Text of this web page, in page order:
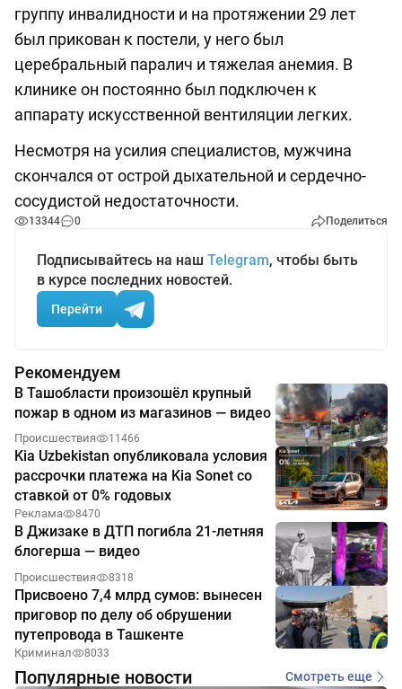
группу инвалидности и на протяжении 29 лет
был прикован к постели, у него был
церебральный паралич и тяжелая анемия. В
клинике он постоянно был подключен к
аппарату искусственной вентиляции легких.
Несмотря на усилия специалистов, мужчина
скончался от острой дыхательной и сердечно-
сосудистой недостаточности.
13344 0 Поделиться
Подписывайтесь на наш Telegram, чтобы быть
в курсе последних новостей.
Перейти
Рекомендуем
В Ташобласти произошёл крупный
пожар в одном из магазинов — видео
Происшествия 11466
Kia Uzbekistan опубликовала условия
рассрочки платежа на Kia Sonet со
ставкой от 0% годовых
Реклама 8470
В Джизаке в ДТП погибла 21-летняя
блогерша — видео
Происшествия 8318
Присвоено 7,4 млрд сумов: вынесен
приговор по делу об обрушении
путепровода в Ташкенте
Криминал 8033
Популярные новости Смотреть еще